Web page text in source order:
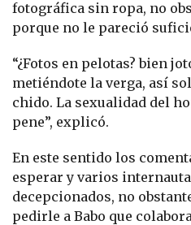
fotográfica sin ropa, no
porque no le pareció
“¿Fotos en pelotas? bien
metiéndote la verga, así
chido. La sexualidad del
pene”, explicó.
En este sentido los
esperar y varios
decepcionados, no
pedirle a Babo que